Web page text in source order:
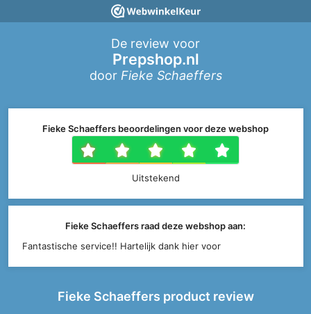
De review voor
Prepshop.nl
door Fieke Schaeffers
Fieke Schaeffers beoordelingen voor deze webshop
4
3 sterren
2 sterren
1 ster
Uitstekend
Fieke Schaeffers raad deze webshop aan:
Fantastische service!! Hartelijk dank hier voor
Fieke Schaeffers product review